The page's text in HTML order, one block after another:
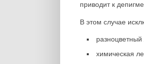
приводит к
В этом случае
химическая